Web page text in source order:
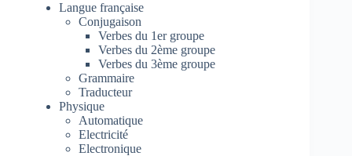
Langue française
Conjugaison
Verbes du 1er groupe
Verbes du 2ème groupe
Verbes du 3ème groupe
Grammaire
Traducteur
Physique
Automatique
Electricité
Electronique